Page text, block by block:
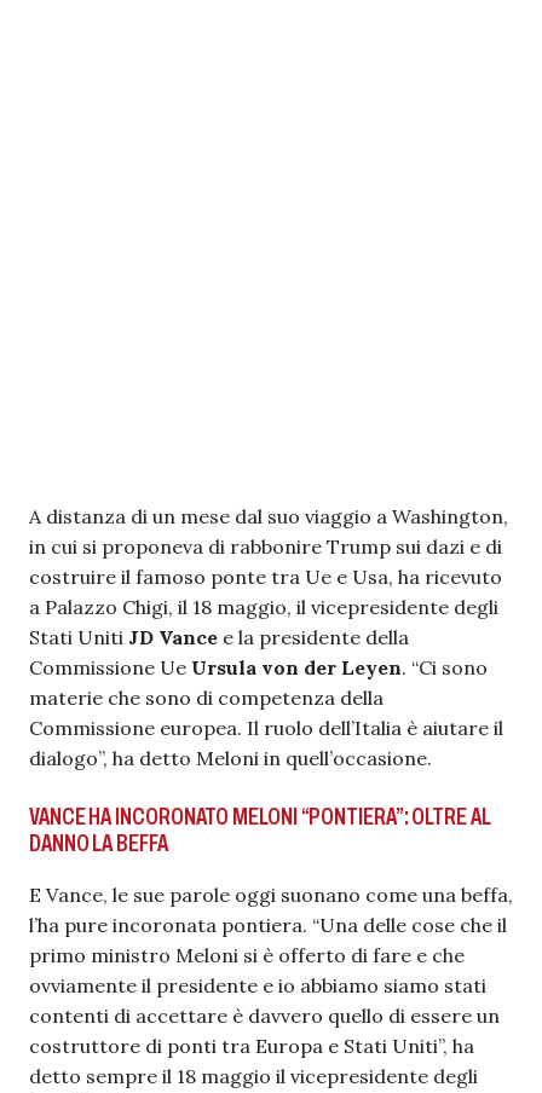
A distanza di un mese dal suo viaggio a Washington,
in cui si proponeva di rabbonire Trump sui dazi e di
costruire il famoso ponte tra Ue e Usa, ha ricevuto
a Palazzo Chigi, il 18 maggio, il vicepresidente degli
Stati Uniti JD Vance e la presidente della
Commissione Ue Ursula von der Leyen. “Ci sono
materie che sono di competenza della
Commissione europea. Il ruolo dell’Italia è aiutare il
dialogo”, ha detto Meloni in quell’occasione.
VANCE HA INCORONATO MELONI “PONTIERA”: OLTRE AL
DANNO LA BEFFA
E Vance, le sue parole oggi suonano come una beffa,
l’ha pure incoronata pontiera. “Una delle cose che il
primo ministro Meloni si è offerto di fare e che
ovviamente il presidente e io abbiamo siamo stati
contenti di accettare è davvero quello di essere un
costruttore di ponti tra Europa e Stati Uniti”, ha
detto sempre il 18 maggio il vicepresidente degli